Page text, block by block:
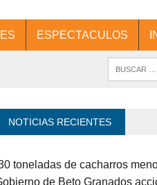
ESPECTACULOS
NOTICIAS RECIENTES
toneladas de cacharros
de Beto Granados